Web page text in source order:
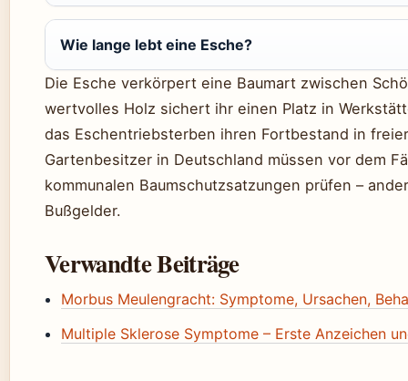
Wie lange lebt eine Esche?
Die Esche verkörpert eine Baumart zwischen
wertvolles Holz sichert ihr einen Platz in
das Eschentriebsterben ihren Fortbestand in
Gartenbesitzer in Deutschland müssen vor dem
kommunalen Baumschutzsatzungen prüfen –
Bußgelder.
Verwandte Beiträge
Morbus Meulengracht: Symptome, Ursachen,
Multiple Sklerose Symptome – Erste Anzeichen